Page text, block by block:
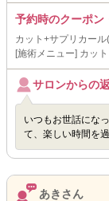
予約時のクーポン
カット+サプリカー
[施術メニュー] カッ
サロンからの
いつもお世話にな
て、楽しい時間を
あきさん